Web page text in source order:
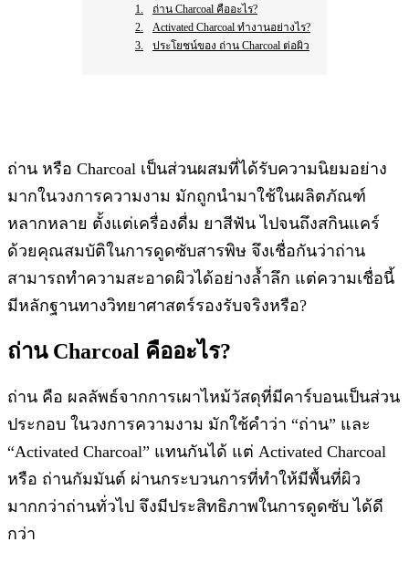
ถ่าน Charcoal คืออะไร?
Activated Charcoal ทำงานอย่างไร?
ประโยชน์ของ ถ่าน Charcoal ต่อผิว
ถ่าน หรือ Charcoal เป็นส่วนผสมที่ได้รับความนิยมอย่าง
มากในวงการความงาม มักถูกนำมาใช้ในผลิตภัณฑ์
หลากหลาย ตั้งแต่เครื่องดื่ม ยาสีฟัน ไปจนถึงสกินแคร์
ด้วยคุณสมบัติในการดูดซับสารพิษ จึงเชื่อกันว่าถ่าน
สามารถทำความสะอาดผิวได้อย่างล้ำลึก แต่ความเชื่อนี้
มีหลักฐานทางวิทยาศาสตร์รองรับจริงหรือ?
ถ่าน Charcoal คืออะไร?
ถ่าน คือ ผลลัพธ์จากการเผาไหม้วัสดุที่มีคาร์บอนเป็นส่วน
ประกอบ ในวงการความงาม มักใช้คำว่า “ถ่าน” และ
“Activated Charcoal” แทนกันได้ แต่ Activated Charcoal
หรือ ถ่านกัมมันต์ ผ่านกระบวนการที่ทำให้มีพื้นที่ผิว
มากกว่าถ่านทั่วไป จึงมีประสิทธิภาพในการดูดซับ ได้ดี
กว่า